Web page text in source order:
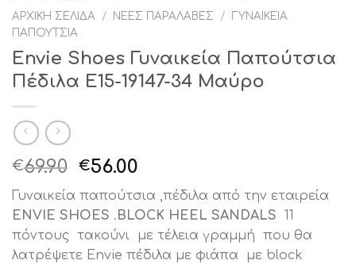
ΑΡΧΙΚΉ ΣΕΛΊΔΑ / ΝΈΕΣ ΠΑΡΑΛΑΒΈΣ /
ΓΥΝΑΙΚΕΊΑ
ΠΑΠΟΎΤΣΙΑ
Envie Shoes Γυναικεία Παπούτσια
Πέδιλα E15-19147-34 Μαύρο
€69.90 Original
price
was:
€69.90.
€56.00
τρέχουσα
τιμή
είναι:
€56.00.
Γυναικεία παπούτσια ,πέδιλα από την εταιρεία
ENVIE SHOES .BLOCK HEEL SANDALS
πόντους τακούνι με τέλεια γραμμή που θα
λατρέψετε Envie πέδιλα με φιάπα με block